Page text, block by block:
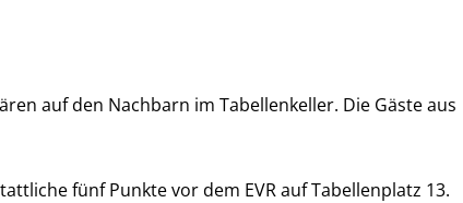
auf den Nachbarn im Tabellenkeller. Die Gäste aus
fünf Punkte vor dem EVR auf Tabellenplatz 13.